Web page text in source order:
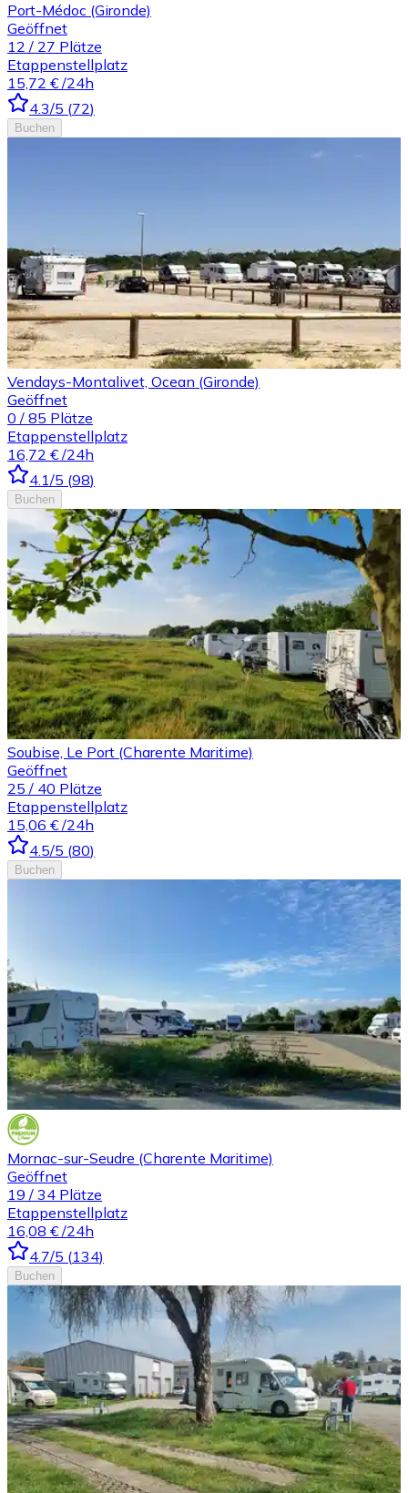
Port-Médoc (Gironde)
Geöffnet
12 / 27 Plätze
Etappenstellplatz
15,72 € /24h
4.3/5 (72)
Buchen
Vendays-Montalivet, Ocean (Gironde)
Geöffnet
0 / 85 Plätze
Etappenstellplatz
16,72 € /24h
4.1/5 (98)
Buchen
Soubise, Le Port (Charente Maritime)
Geöffnet
25 / 40 Plätze
Etappenstellplatz
15,06 € /24h
4.5/5 (80)
Buchen
Mornac-sur-Seudre (Charente Maritime)
Geöffnet
19 / 34 Plätze
Etappenstellplatz
16,08 € /24h
4.7/5 (134)
Buchen